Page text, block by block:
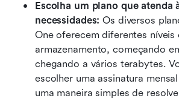
Escolha um plano que atenda
necessidades: Os diversos
One oferecem diferentes níveis
armazenamento, começando
chegando a vários terabytes.
escolher uma assinatura
uma maneira simples de